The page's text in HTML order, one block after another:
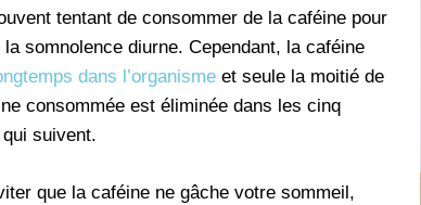
tentant de consommer de la caféine pour
somnolence diurne. Cependant, la caféine
dans l’organisme et seule la moitié de
consommée est éliminée dans les cinq
suivent.
que la caféine ne gâche votre sommeil,